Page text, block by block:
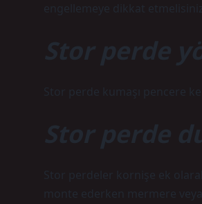
engellemeye dikkat etmelisiniz.
Stor perde
Stor perde kumaşı pencere
Stor perde
Stor perdeler kornişe ek
monte ederken mermere